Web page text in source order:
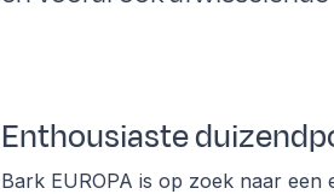
Enthousiaste
Bark EUROPA is op zoek naar